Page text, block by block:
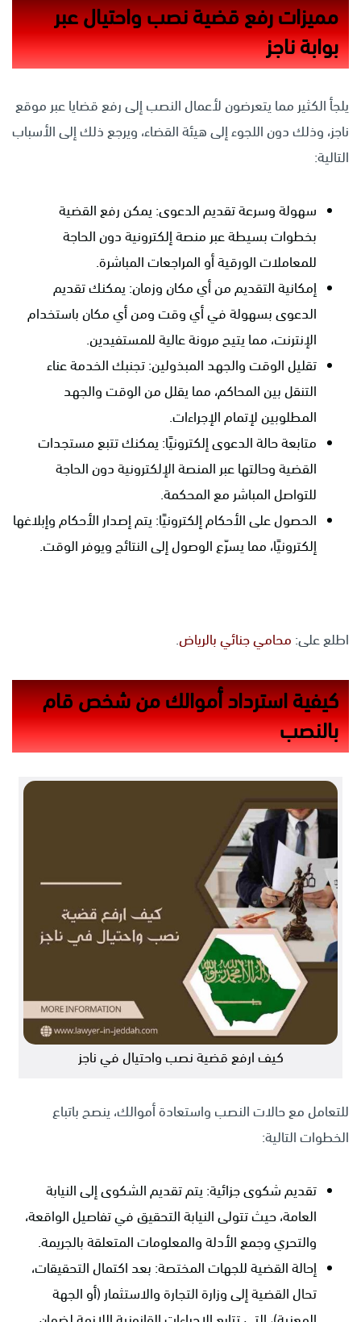
مميزات رفع قضية نصب واحتيال عبر
بوابة ناجز
يلجأ الكثير مما يتعرضون لأعمال النصب إلى رفع قضايا عبر موقع
ناجز، وذلك دون اللجوء إلى هيئة القضاء، ويرجع ذلك إلى الأسباب
التالية:
سهولة وسرعة تقديم الدعوى: يمكن رفع القضية
بخطوات بسيطة عبر منصة إلكترونية دون الحاجة
للمعاملات الورقية أو المراجعات المباشرة.
إمكانية التقديم من أي مكان وزمان: يمكنك تقديم
الدعوى بسهولة في أي وقت ومن أي مكان باستخدام
الإنترنت، مما يتيح مرونة عالية للمستفيدين.
تقليل الوقت والجهد المبذولين: تجنبك الخدمة عناء
التنقل بين المحاكم، مما يقلل من الوقت والجهد
المطلوبين لإتمام الإجراءات.
متابعة حالة الدعوى إلكترونيًا: يمكنك تتبع مستجدات
القضية وحالتها عبر المنصة الإلكترونية دون الحاجة
للتواصل المباشر مع المحكمة.
الحصول على الأحكام إلكترونيًا: يتم إصدار الأحكام وإبلاغها
إلكترونيًا، مما يسرّع الوصول إلى النتائج ويوفر الوقت.
اطلع على: محامي جنائي بالرياض.
كيفية استرداد أموالك من شخص قام
بالنصب
كيف ارفع قضية نصب واحتيال في ناجز
للتعامل مع حالات النصب واستعادة أموالك، ينصح باتباع
الخطوات التالية:
تقديم شكوى جزائية: يتم تقديم الشكوى إلى النيابة
العامة، حيث تتولى النيابة التحقيق في تفاصيل الواقعة،
والتحري وجمع الأدلة والمعلومات المتعلقة بالجريمة.
إحالة القضية للجهات المختصة: بعد اكتمال التحقيقات،
تحال القضية إلى وزارة التجارة والاستثمار (أو الجهة